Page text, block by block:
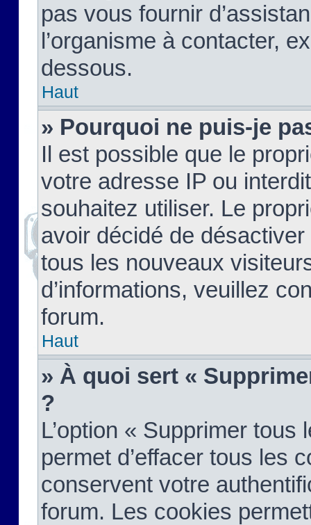
pas vous fournir
l’organisme à contacter,
dessous.
Haut
» Pourquoi ne puis-je
Il est possible que le
votre adresse IP ou
souhaitez utiliser. Le
avoir décidé de
tous les nouveaux
d’informations, veuillez
forum.
Haut
» À quoi sert «
?
L’option « Supprimer
permet d’effacer tous les
conservent votre
forum. Les cookies